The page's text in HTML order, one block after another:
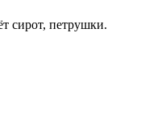
сирот, петрушки.